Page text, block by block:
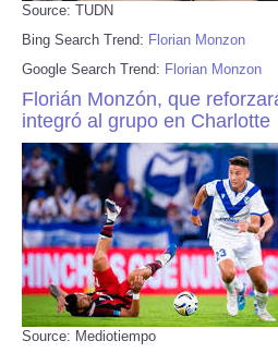
Source: TUDN
Bing Search Trend: Florian Monzon
Google Search Trend: Florian Monzon
Florián Monzón, que
integró al grupo en Charlotte
Source: Mediotiempo